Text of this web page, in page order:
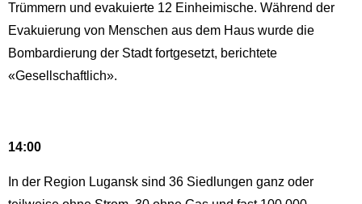
Trümmern und evakuierte 12 Einheimische. Während der
Evakuierung von Menschen aus dem Haus wurde die
Bombardierung der Stadt fortgesetzt, berichtete
«Gesellschaftlich».
14:00
In der Region Lugansk sind 36 Siedlungen ganz oder